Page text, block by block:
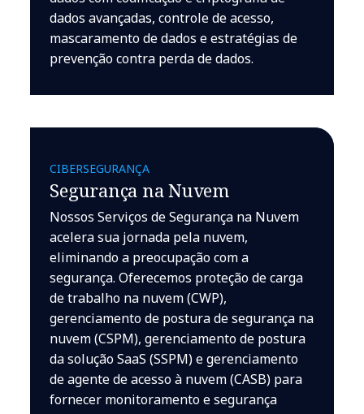
dados avançadas, controle de acesso,
mascaramento de dados e estratégias de
prevenção contra perda de dados.
CIBERSEGURANÇA
Segurança na Nuvem
Nossos Serviços de Segurança na Nuvem
acelera sua jornada pela nuvem,
eliminando a preocupação com a
segurança. Oferecemos proteção de carga
de trabalho na nuvem (CWP),
gerenciamento de postura de segurança na
nuvem (CSPM), gerenciamento de postura
da solução SaaS (SSPM) e gerenciamento
de agente de acesso à nuvem (CASB) para
fornecer monitoramento e segurança